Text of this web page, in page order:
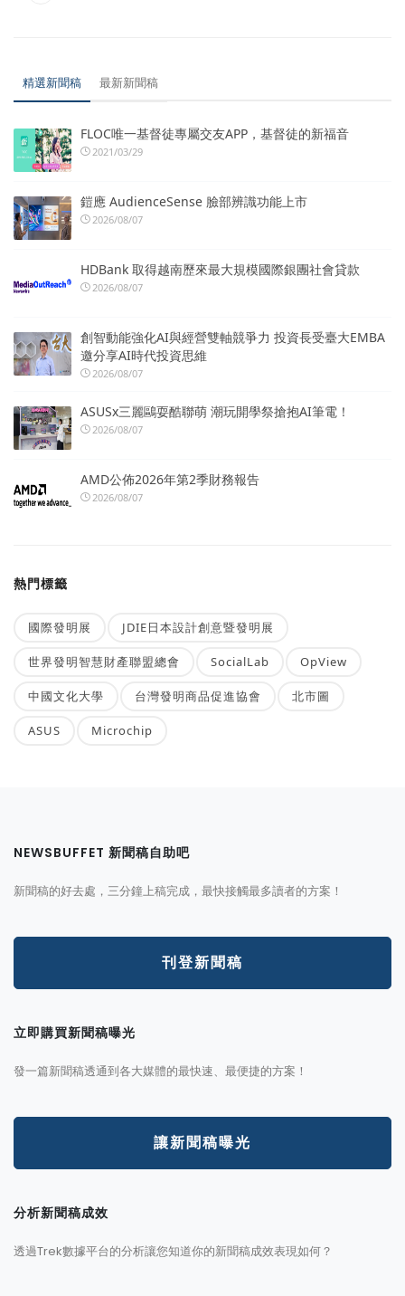
精選新聞稿 最新新聞稿
FLOC唯一基督徒專屬交友APP，基督徒的新福音
2021/03/29
鎧應 AudienceSense 臉部辨識功能上市
2026/08/07
HDBank 取得越南歷來最大規模國際銀團社會貸款
2026/08/07
創智動能強化AI與經營雙軸競爭力 投資長受臺大EMBA
邀分享AI時代投資思維
2026/08/07
ASUSx三麗鷗耍酷聯萌 潮玩開學祭搶抱AI筆電！
2026/08/07
AMD公佈2026年第2季財務報告
2026/08/07
熱門標籤
國際發明展 JDIE日本設計創意暨發明展
世界發明智慧財產聯盟總會 SocialLab OpView
中國文化大學 台灣發明商品促進協會 北市圖
ASUS Microchip
NEWSBUFFET 新聞稿自助吧
新聞稿的好去處，三分鐘上稿完成，最快接觸最多讀者的方案！
刊登新聞稿
立即購買新聞稿曝光
發一篇新聞稿透通到各大媒體的最快速、最便捷的方案！
讓新聞稿曝光
分析新聞稿成效
透過Trek數據平台的分析讓您知道你的新聞稿成效表現如何？